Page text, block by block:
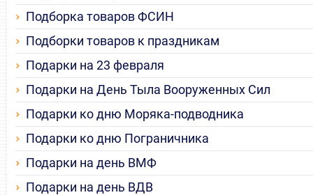
Подборка товаров ФСИН
Подборки товаров к праздникам
Подарки на 23 февраля
Подарки на День Тыла Вооруженных Сил
Подарки ко дню Моряка-подводника
Подарки ко дню Пограничника
Подарки на день ВМФ
Подарки на день ВДВ